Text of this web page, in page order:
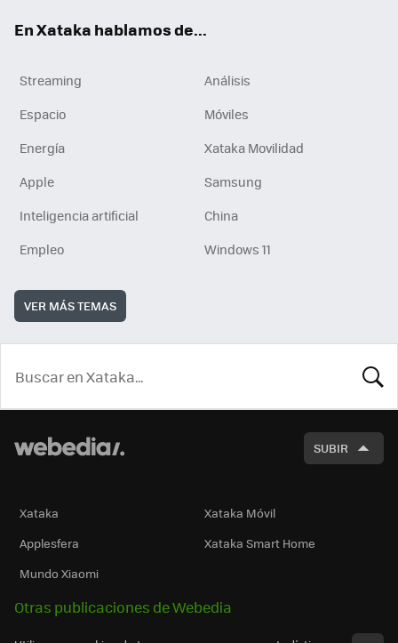
En Xataka hablamos de...
Streaming
Análisis
Espacio
Móviles
Energía
Xataka Movilidad
Apple
Samsung
Inteligencia artificial
China
Empleo
Windows 11
VER MÁS TEMAS
SUBIR
Xataka
Xataka Móvil
Applesfera
Xataka Smart Home
Mundo Xiaomi
Otras publicaciones de Webedia